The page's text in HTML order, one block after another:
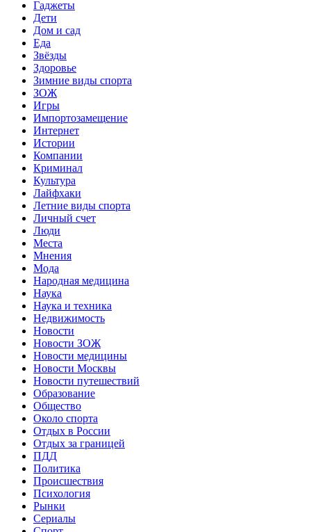
Гаджеты
Дети
Дом и сад
Еда
Звёзды
Здоровье
Зимние виды спорта
ЗОЖ
Игры
Импортозамещение
Интернет
Истории
Компании
Криминал
Культура
Лайфхаки
Летние виды спорта
Личный счет
Люди
Места
Мнения
Мода
Народная медицина
Наука
Наука и техника
Недвижимость
Новости
Новости ЗОЖ
Новости медицины
Новости Москвы
Новости путешествий
Образование
Общество
Около спорта
Отдых в России
Отдых за границей
ПДД
Политика
Происшествия
Психология
Рынки
Сериалы